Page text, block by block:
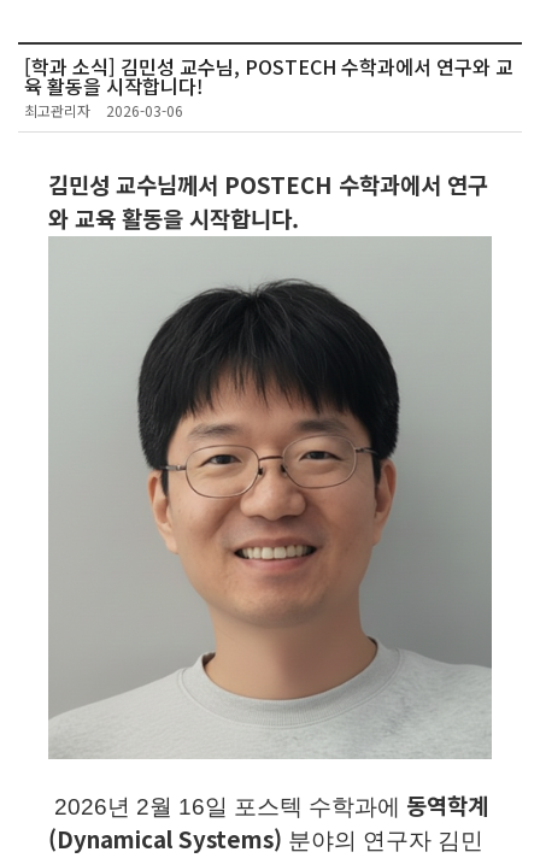
[학과 소식] 김민성 교수님, POSTECH 수학과에서 연구와 교
육 활동을 시작합니다!
최고관리자 2026-03-06
김민성 교수님께서 POSTECH 수학과에서 연구
와 교육 활동을 시작합니다.
2026년 2월 16일 포스텍 수학과에 동역학계
(Dynamical Systems) 분야의 연구자 김민